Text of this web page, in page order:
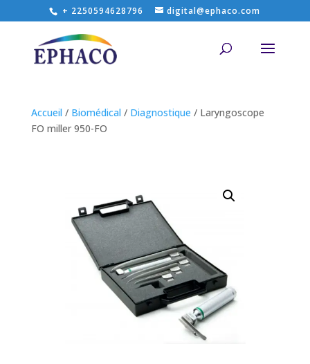
+ 2250594628796 digital@ephaco.com
Accueil / Biomédical / Diagnostique / Laryngoscope
FO miller 950-FO